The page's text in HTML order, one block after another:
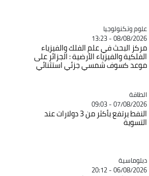
Catégorie
علوم وتكنولوجيا
08/08/2026 - 13:23
مركز البحث في علم الفلك والفيزياء
الفلكية والفيزياء الأرضية : الجزائر على
موعد كسوف شمسي جزئي استثنائي
Catégorie
الطاقة
07/08/2026 - 09:03
النفط يرتفع بأكثر من 3 دولارات عند
التسوية
Catégorie
دبلوماسية
06/08/2026 - 20:12